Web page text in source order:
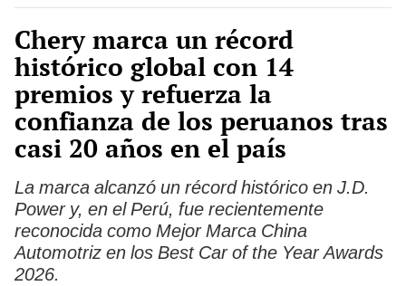
Chery marca un récord
histórico global con 14
premios y refuerza la
confianza de los peruanos tras
casi 20 años en el país
La marca alcanzó un récord histórico en J.D.
Power y, en el Perú, fue recientemente
reconocida como Mejor Marca China
Automotriz en los Best Car of the Year Awards
2026.